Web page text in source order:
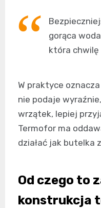
gorąca
która chwilę
W praktyce
nie podaje
wrzątek, lepiej
Termofor ma
działać jak butelka
Od czego to
konstrukcja